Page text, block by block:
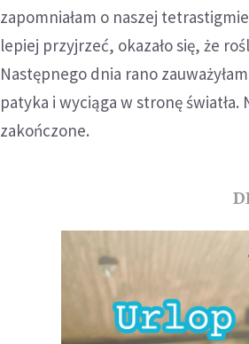
zapomniałam o naszej
lepiej przyjrzeć, okazało się, że
Następnego dnia rano
patyka i wyciąga w stronę
zakończone.